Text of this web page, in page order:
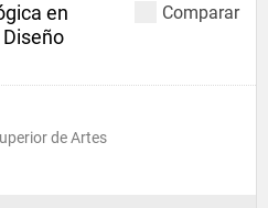
Comparar
en
de Artes